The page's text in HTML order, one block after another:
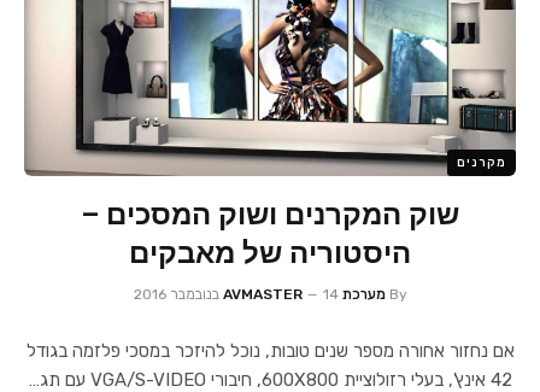
מקרנים
שוק המקרנים ושוק המסכים –
היסטוריה של מאבקים
By מערכת AVMASTER14 בנובמבר 2016
אם נחזור אחורה מספר שנים טובות, נוכל להיזכר במסכי פלזמה בגודל
42 אינץ', בעלי רזולוציית 600X800, חיבורי VGA/S-VIDEO עם תג…